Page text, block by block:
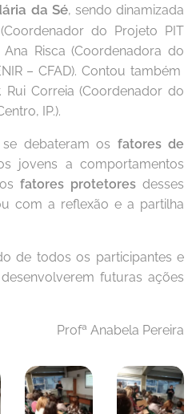
da Sé, sendo dinamizada
do Projeto PIT
Risca (Coordenadora do
– CFAD). Contou também
Correia (Coordenador do
IP.).
debateram os fatores de
jovens a comportamentos
fatores protetoresdesses
com a reflexão e a partilha
de todos os participantes e
futuras ações
Profª Anabela Pereira